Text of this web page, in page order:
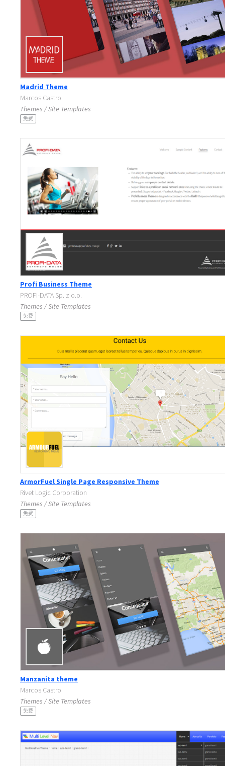
Madrid Theme
Marcos Castro
Themes / Site Templates
免费
Profi Business Theme
PROFI-DATA Sp. z o.o.
Themes / Site Templates
免费
ArmorFuel Single Page Responsive Theme
Rivet Logic Corporation
Themes / Site Templates
免费
Manzanita theme
Marcos Castro
Themes / Site Templates
免费